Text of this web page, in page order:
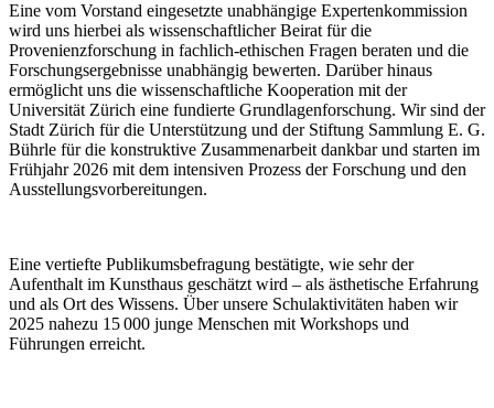
Eine vom Vorstand eingesetzte unabhängige Expertenkommission
wird uns hierbei als wissenschaftlicher Beirat für die
Provenienzforschung in fachlich-ethischen Fragen beraten und die
Forschungsergebnisse unabhängig bewerten. Darüber hinaus
ermöglicht uns die wissenschaftliche Kooperation mit der
Universität Zürich eine fundierte Grundlagenforschung. Wir sind der
Stadt Zürich für die Unterstützung und der Stiftung Sammlung E. G.
Bührle für die konstruktive Zusammenarbeit dankbar und starten im
Frühjahr 2026 mit dem intensiven Prozess der Forschung und den
Ausstellungsvorbereitungen.
Eine vertiefte Publikumsbefragung bestätigte, wie sehr der
Aufenthalt im Kunsthaus geschätzt wird – als ästhetische Erfahrung
und als Ort des Wissens. Über unsere Schulaktivitäten haben wir
2025 nahezu 15 000 junge Menschen mit Workshops und
Führungen erreicht.